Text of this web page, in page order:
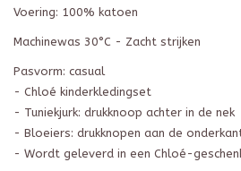
Voering: 100% katoen
Machinewas 30°C - Zacht strijken
Pasvorm: casual
- Chloé kinderkledingset
- Tuniekjurk: drukknoop achter in de nek
- Bloeiers: drukknopen aan de
- Wordt geleverd in een Chloé-